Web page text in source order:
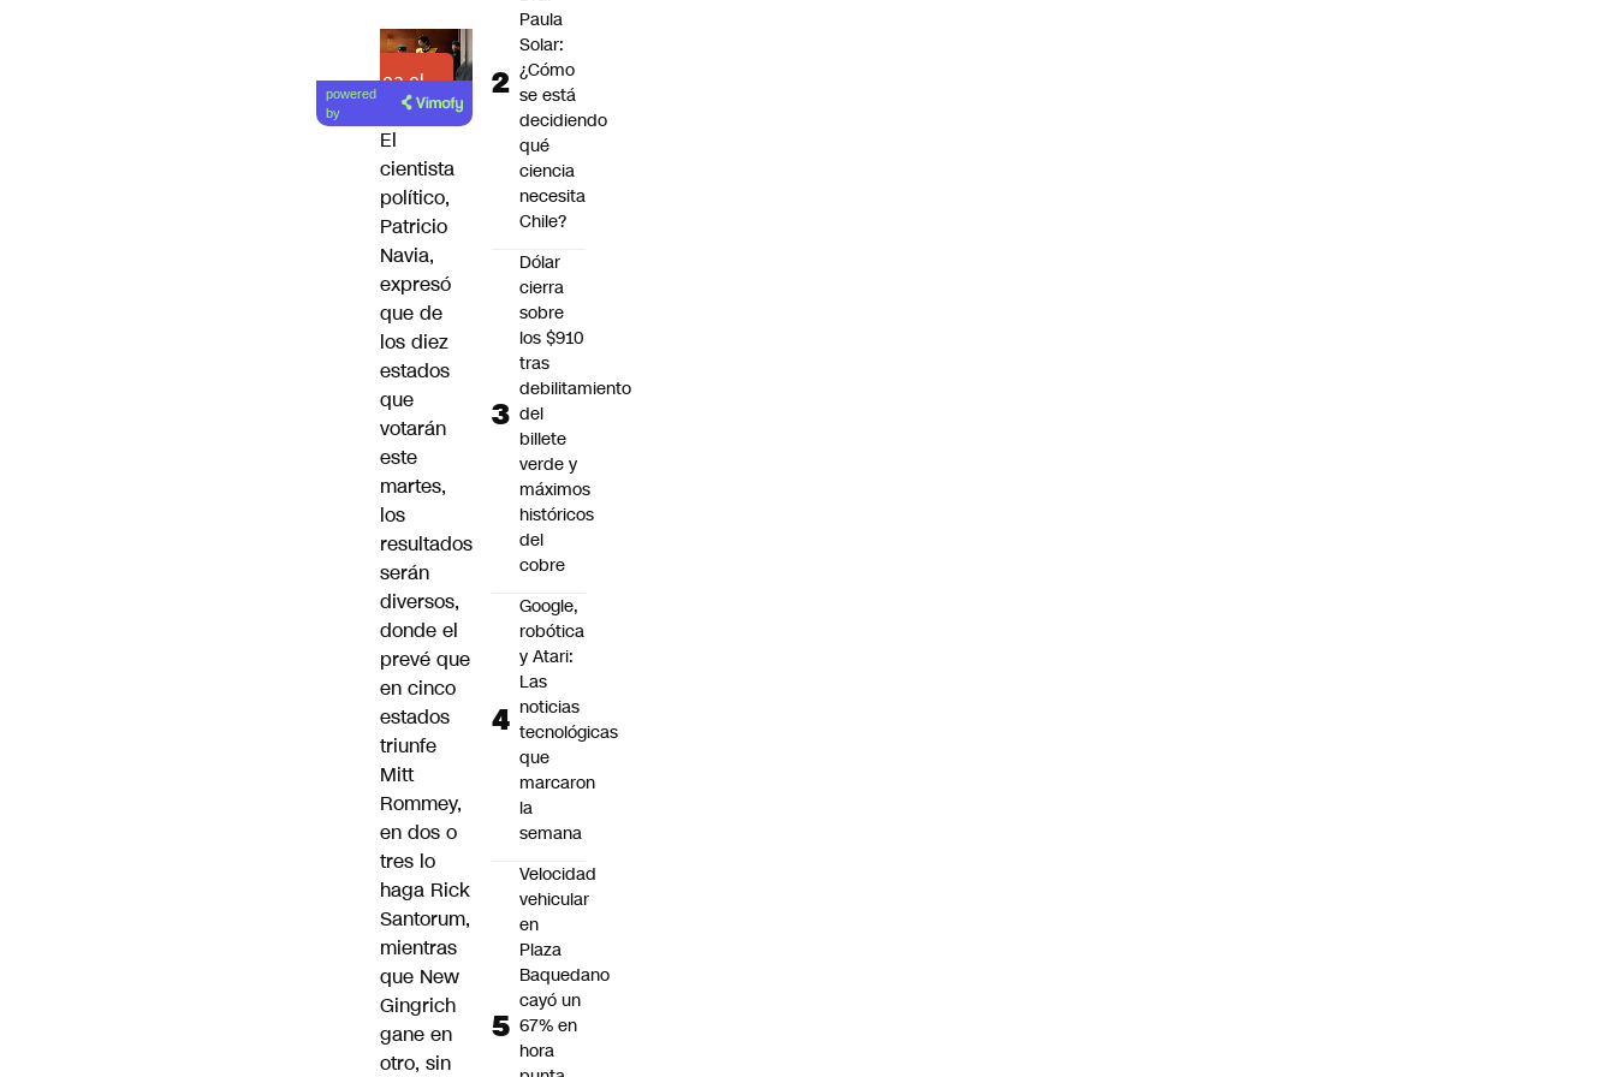
Lea el
artículo
powered
by
El
cientista
político,
Patricio
Navia,
expresó
que de
los diez
estados
que
votarán
este
martes,
los
resultados
serán
diversos,
donde el
prevé que
en cinco
estados
triunfe
Mitt
Rommey,
en dos o
tres lo
haga Rick
Santorum,
mientras
que New
Gingrich
gane en
otro, sin
Paula
Solar:
¿Cómo
se está
decidiendo
qué
ciencia
necesita
Chile?
Dólar
cierra
sobre
los $910
tras
debilitamiento
del
billete
verde y
máximos
históricos
del
cobre
Google,
robótica
y Atari:
Las
noticias
tecnológicas
que
marcaron
la
semana
Velocidad
vehicular
en
Plaza
Baquedano
cayó un
67% en
hora